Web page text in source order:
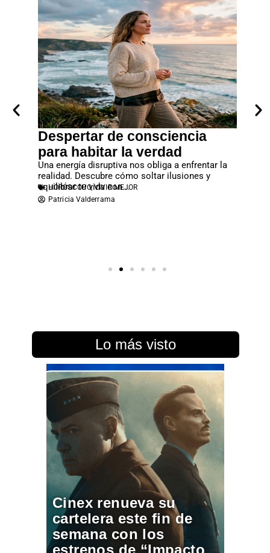
Despertar de consciencia
para habitar la verdad
Una energía disruptiva nos obliga a enfrentar la
realidad. Descubre cómo soltar ilusiones y
equilibrar tu vida con...
HORÓSCOPO,VIVIR MEJOR
Patricia Valderrama
Lo más visto
Cinex renueva su
cartelera este fin de
semana con los
estrenos de “Impacto